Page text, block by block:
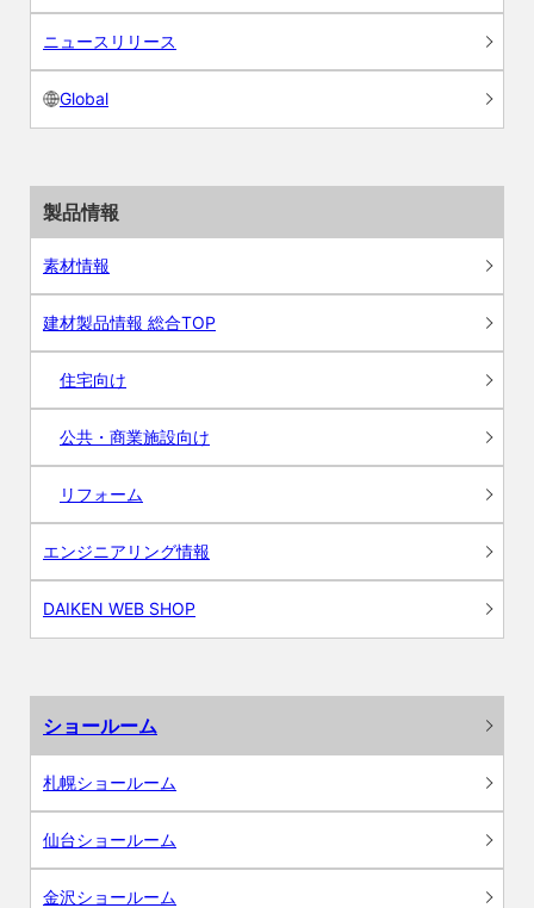
ニュースリリース
Global
製品情報
素材情報
建材製品情報 総合TOP
住宅向け
公共・商業施設向け
リフォーム
エンジニアリング情報
DAIKEN WEB SHOP
ショールーム
札幌ショールーム
仙台ショールーム
金沢ショールーム